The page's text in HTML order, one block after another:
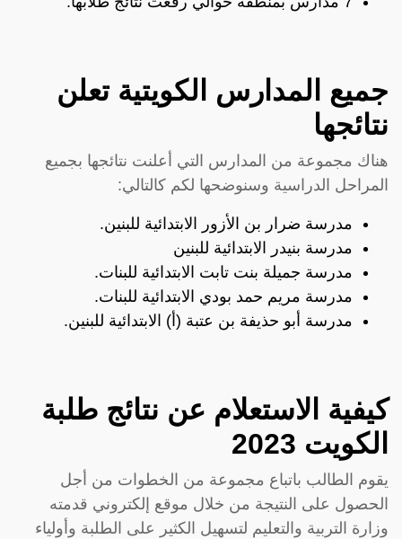
جميع المدارس الكويتية تعلن
نتائجها
هناك مجموعة من المدارس التي أعلنت نتائجها بجميع
المراحل الدراسية وسنوضحها لكم كالتالي:
مدرسة ضرار بن الأزور الابتدائية للبنين.
مدرسة بنيدر الابتدائية للبنين
مدرسة جميلة بنت تابت الابتدائية للبنات.
مدرسة مريم حمد بودي الابتدائية للبنات.
مدرسة أبو حذيفة بن عتبة (أ) الابتدائية للبنين.
كيفية الاستعلام عن نتائج طلبة
الكويت 2023
يقوم الطالب باتباع مجموعة من الخطوات من أجل
الحصول على النتيجة من خلال موقع إلكتروني قدمته
وزارة التربية والتعليم لتسهيل الكثير على الطلبة وأولياء